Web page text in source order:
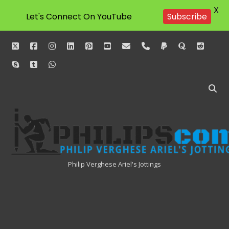
twitterfacebookinstagram
linkedinpinterestyoutube
emailphonepaypalquorareddit
skypetumblrwhatsapp
Philipscom
Associates
Philip Verghese Ariel's Jottings
Let's Connect On YouTube Subscribe
X